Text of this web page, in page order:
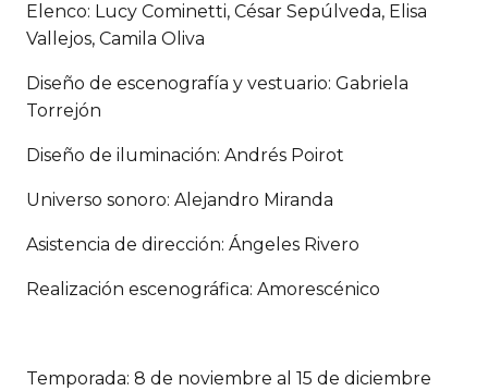
Elenco: Lucy Cominetti, César Sepúlveda, Elisa
Vallejos, Camila Oliva
Diseño de escenografía y vestuario: Gabriela
Torrejón
Diseño de iluminación: Andrés Poirot
Universo sonoro: Alejandro Miranda
Asistencia de dirección: Ángeles Rivero
Realización escenográfica: Amorescénico
Temporada: 8 de noviembre al 15 de diciembre